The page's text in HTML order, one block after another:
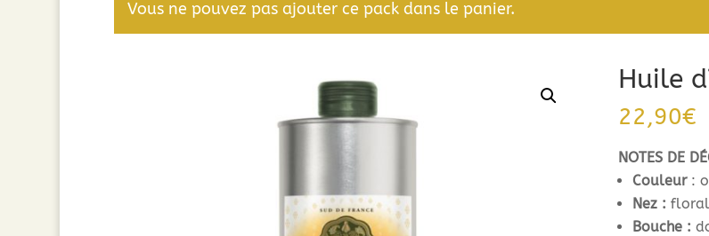
Vous ne pouvez pas ajouter ce pack dans le panier.
Huile
22,90€
NOTES DE
Couleur:
Nez :
Bouche :